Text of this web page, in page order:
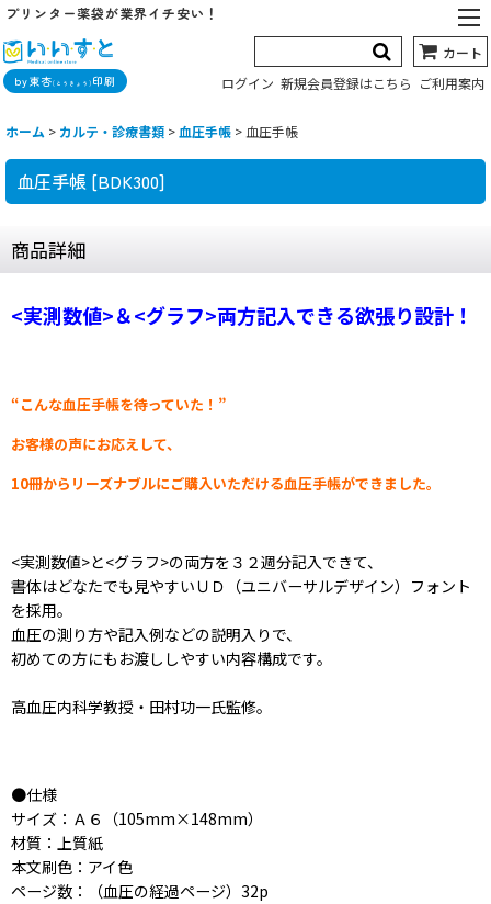
プリンター薬袋が業界イチ安い！
by東杏(とうきょう) 印刷
カート
ログイン 新規会員登録はこちら ご利用案内
ホーム > カルテ・診療書類 > 血圧手帳 > 血圧手帳
血圧手帳 [BDK300]
商品詳細
<実測数値>＆<グラフ>両方記入できる欲張り設計！
“こんな血圧手帳を待っていた！”
お客様の声にお応えして、
10冊からリーズナブルにご購入いただける血圧手帳ができました。
<実測数値>と<グラフ>の両方を３２週分記入できて、
書体はどなたでも見やすいＵＤ（ユニバーサルデザイン）フォント
を採用。
血圧の測り方や記入例などの説明入りで、
初めての方にもお渡ししやすい内容構成です。
高血圧内科学教授・田村功一氏監修。
●仕様
サイズ：Ａ６（105mm×148mm）
材質：上質紙
本文刷色：アイ色
ページ数：（血圧の経過ページ）32p